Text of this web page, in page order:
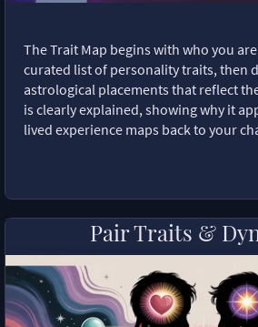
The Trait Map begins with who you
curated list of personality traits, then
astrological placements that reflect
is clearly explained, showing why it
lived experience maps back to your
Pair Traits &